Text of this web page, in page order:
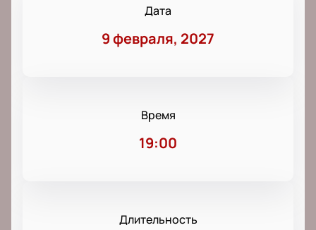
Дата
9 февраля, 2027
Время
19:00
Длительность